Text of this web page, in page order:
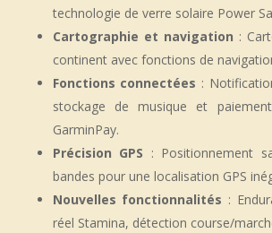
technologie de verre solaire Power
Cartographie et navigation :
continent avec fonctions de
Fonctions connectées :
stockage de musique et
GarminPay.
Précision GPS : Positionnement
bandes pour une localisation GPS
Nouvelles fonctionnalités :
réel Stamina, détection course/